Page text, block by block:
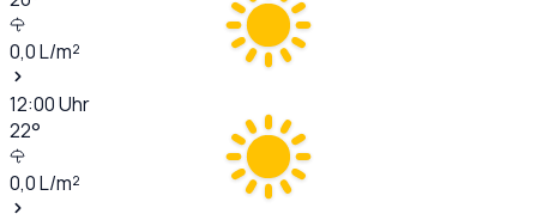
0,0L/m²
12:00Uhr
22°
0,0L/m²